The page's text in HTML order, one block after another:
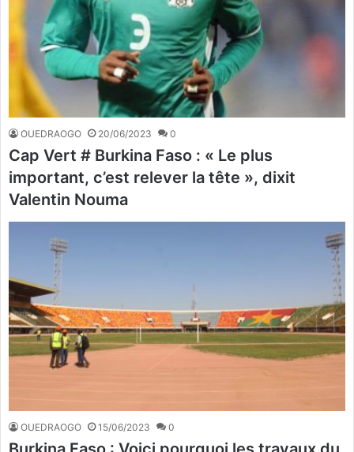
OUEDRAOGO 20/06/2023 0
Cap Vert # Burkina Faso : « Le plus
important, c’est relever la tête », dixit
Valentin Nouma
OUEDRAOGO 15/06/2023 0